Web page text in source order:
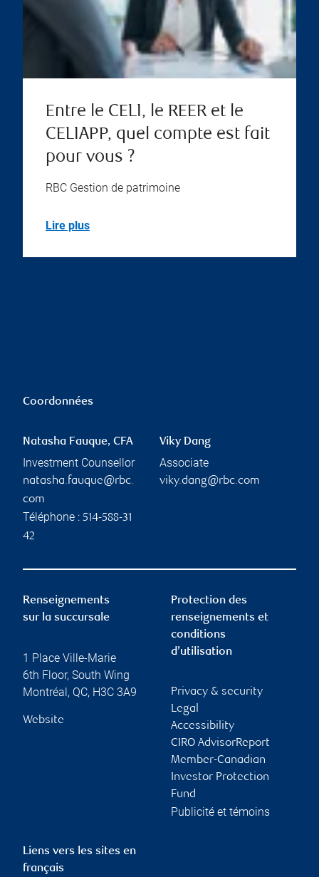
Entre le CELI, le REER et le
CELIAPP, quel compte est fait
pour vous ?
RBC Gestion de patrimoine
Lire plus
Coordonnées
Natasha Fauque, CFA
Investment Counsellor
natasha.fauque@rbc.
com
Téléphone : 514-588-31
42
Viky Dang
Associate
viky.dang@rbc.com
Renseignements
sur la succursale
1 Place Ville-Marie
6th Floor, South Wing
Montréal, QC, H3C 3A9
Website
Protection des
renseignements et
conditions
d’utilisation
Privacy & security
Legal
Accessibility
CIRO AdvisorReport
Member-Canadian
Investor Protection
Fund
Publicité et témoins
Liens vers les sites en
français